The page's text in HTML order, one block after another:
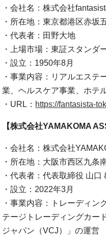
・会社名：株式会社
・所在地：東京都港区赤坂
・代表者：田野大地
・上場市場：東証スタンダ
・設立：1950年8月
・事業内容：リアルエステ
業、ヘルスケア事業、ホテ
・URL： https://fantasista-
【株式会社YAMAKOMA
・会社名：株式会社
・所在地：大阪市西区九条
・代表者：代表取締役 山口
・設立：2022年3月
・事業内容：トレーディン
テージトレーディングカー
ジャパン（VCJ）」の運営